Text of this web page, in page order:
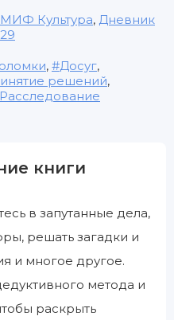
МИФ Культура, Дневник
29
, Досуг,
решений,
Расследование
книги
в запутанные дела,
решать загадки и
и многое другое.
метода и
раскрыть